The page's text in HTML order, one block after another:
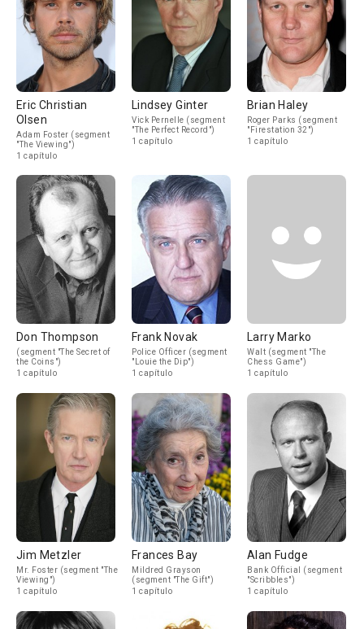
Eric Christian
Olsen
Adam Foster (segment
"The Viewing")
1 capítulo
Lindsey Ginter
Vick Pernelle (segment
"The Perfect Record")
1 capítulo
Brian Haley
Roger Parks (segment
"Firestation 32")
1 capítulo
Don Thompson
(segment "The Secret of
the Coins")
1 capítulo
Frank Novak
Police Officer (segment
"Louie the Dip")
1 capítulo
Larry Marko
Walt (segment "The
Chess Game")
1 capítulo
Jim Metzler
Mr. Foster (segment "The
Viewing")
1 capítulo
Frances Bay
Mildred Grayson
(segment "The Gift")
1 capítulo
Alan Fudge
Bank Official (segment
"Scribbles")
1 capítulo